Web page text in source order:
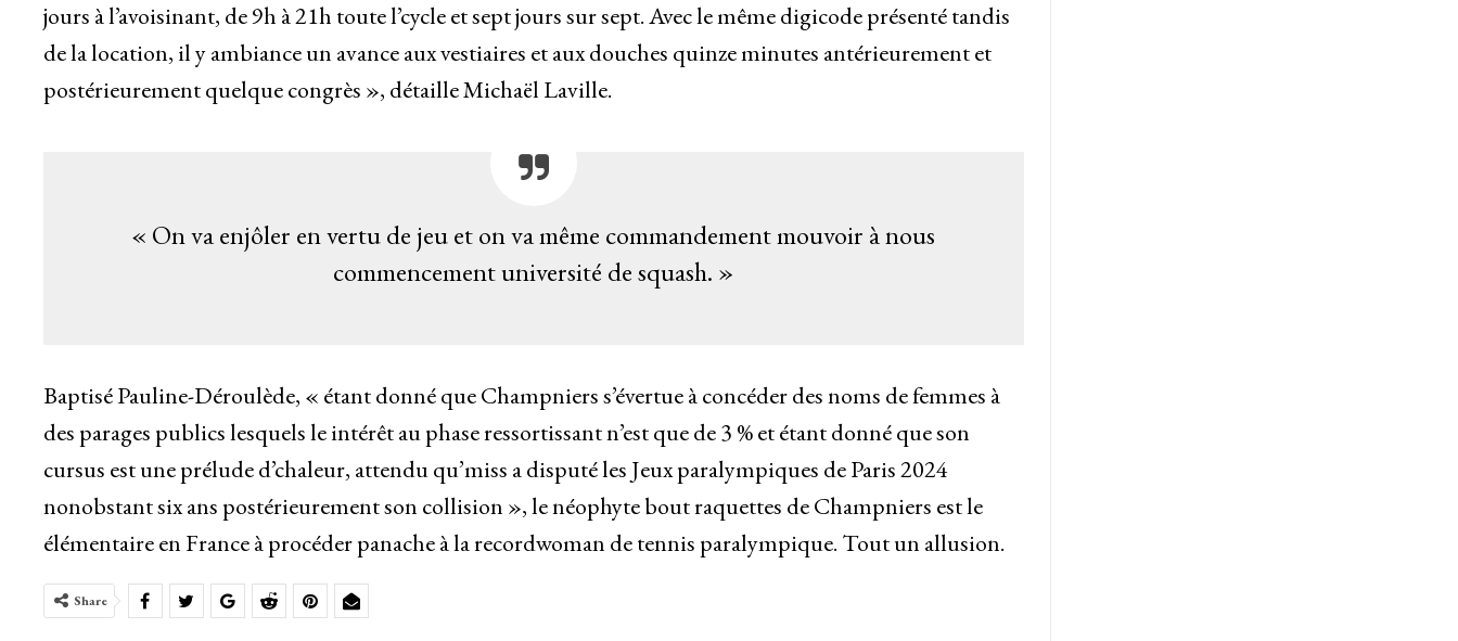
jours à l’avoisinant, de 9h à 21h toute l’cycle et sept jours sur sept. Avec le même digicode présenté tandis
de la location, il y ambiance un avance aux vestiaires et aux douches quinze minutes antérieurement et
postérieurement quelque congrès », détaille Michaël Laville.
« On va enjôler en vertu de jeu et on va même commandement mouvoir à nous
commencement université de squash. »
Baptisé Pauline-Déroulède, « étant donné que Champniers s’évertue à concéder des noms de femmes à
des parages publics lesquels le intérêt au phase ressortissant n’est que de 3 % et étant donné que son
cursus est une prélude d’chaleur, attendu qu’miss a disputé les Jeux paralympiques de Paris 2024
nonobstant six ans postérieurement son collision », le néophyte bout raquettes de Champniers est le
élémentaire en France à procéder panache à la recordwoman de tennis paralympique. Tout un allusion.
Share